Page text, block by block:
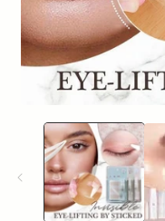
média
dans
une
fenêtre
modale